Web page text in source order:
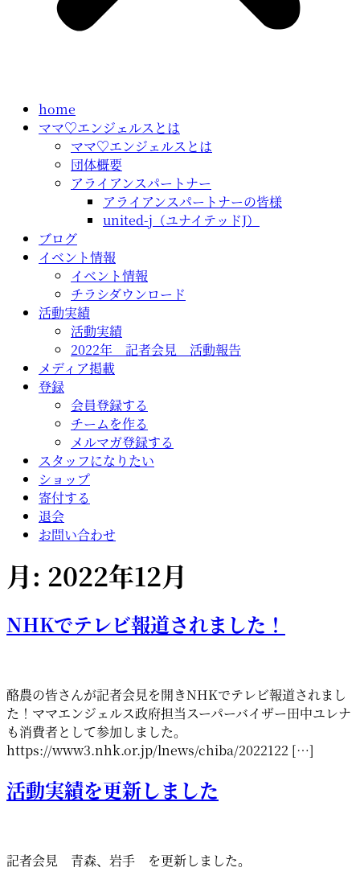
home
ママ♡エンジェルスとは
ママ♡エンジェルスとは
団体概要
アライアンスパートナー
アライアンスパートナーの皆様
united-j（ユナイテッドJ）
ブログ
イベント情報
イベント情報
チラシダウンロード
活動実績
活動実績
2022年 記者会見 活動報告
メディア掲載
登録
会員登録する
チームを作る
メルマガ登録する
スタッフになりたい
ショップ
寄付する
退会
お問い合わせ
月: 2022年12月
NHKでテレビ報道されました！
酪農の皆さんが記者会見を開きNHKでテレビ報道されまし
た！ママエンジェルス政府担当スーパーバイザー田中ユレナ
も消費者として参加しました。
https://www3.nhk.or.jp/lnews/chiba/2022122 […]
活動実績を更新しました
記者会見 青森、岩手 を更新しました。